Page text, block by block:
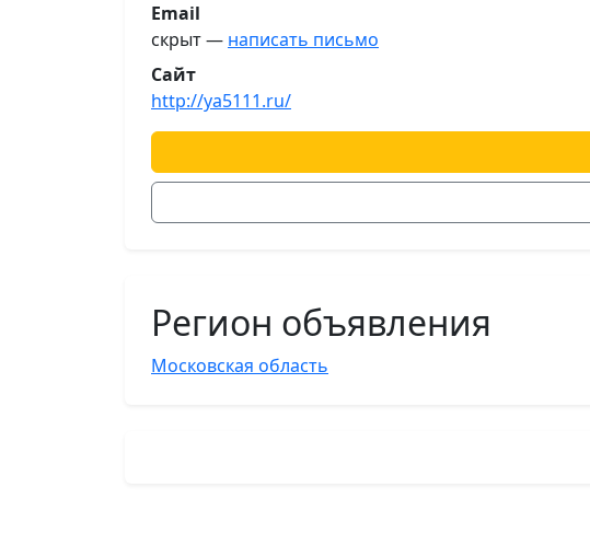
Email
скрыт — написать письмо
Сайт
http://ya5111.ru/
Регион объявления
Московская область